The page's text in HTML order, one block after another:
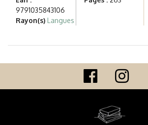
9791035843106
Rayon(s) Langues